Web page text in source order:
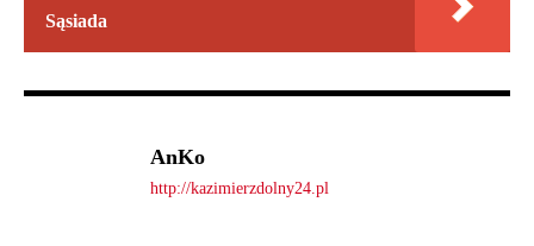
Sąsiada
AnKo
http://kazimierzdolny24.pl